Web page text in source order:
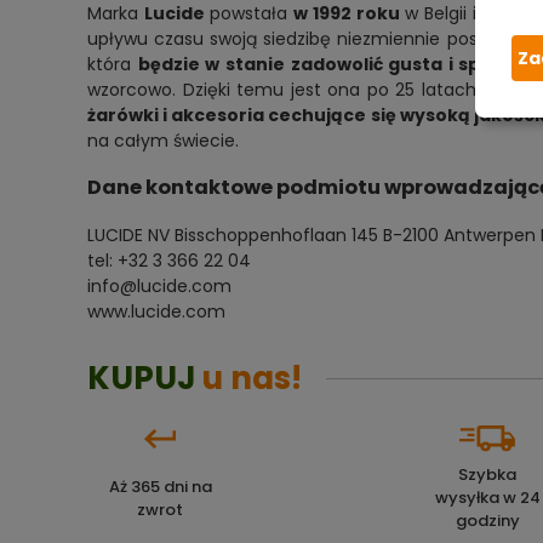
Marka Lucide powstaław 1992 roku w Belgii i po
upływu czasu swoją siedzibę niezmiennie posiada
która będzie w stanie zadowolić gusta i
wzorcowo. Dzięki temu jest ona po 25 latach
żarówki i akcesoria cechujące się wysoką
na całym świecie.
Dane kontaktowe podmiotu
LUCIDE NV Bisschoppenhoflaan 145 B-2100 Antwerpen
tel: +32 3 366 22 04
info@lucide.com
www.lucide.com
KUPUJ u nas!
Aż 365 dni na
zwrot
Szybka
wysyłka w 24
godziny